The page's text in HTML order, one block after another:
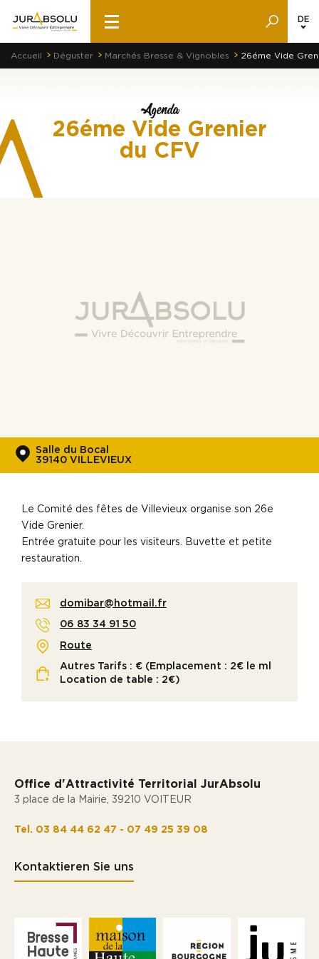
DE
Accueil Déguster Marchés Bresse & Vignobles 26éme Vide
Agenda
26éme Vide Grenier
du CFV
Salle du Bocal
39140 VILLEVIEUX
Le Comité des fêtes de Villevieux organise son 26e
Vide Grenier.
Entrée gratuite pour les visiteurs. Buvette et petite
restauration.
domibar@hotmail.fr
06 83 34 91 50
Route
Autres Tarifs : € (Emplacement : 2€ le ml
Location de table : 2€)
Office d'Attractivité Territorial JurAbsolu
3 place de la Mairie, 39210 VOITEUR
Tel. 03 84 44 62 47 - 07 49 25 39 08
Kontaktieren Sie uns